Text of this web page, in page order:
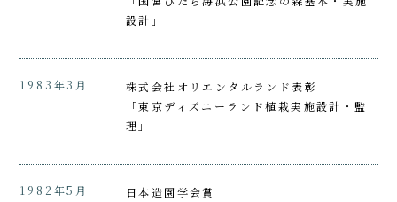
設計」
1983年3月
株式会社オリエンタルランド表彰
「東京ディズニーランド植栽実施設計・監
理」
1982年5月
日本造園学会賞